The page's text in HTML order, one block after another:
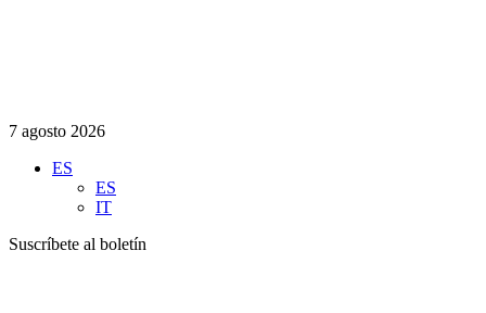
7 agosto 2026
ES
ES
IT
Suscríbete al boletín